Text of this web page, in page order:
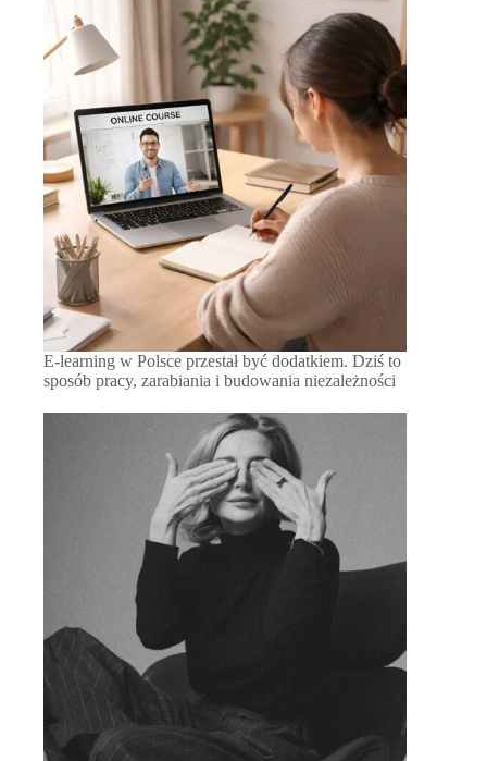
E-learning w Polsce przestał być dodatkiem. Dziś to
sposób pracy, zarabiania i budowania niezależności